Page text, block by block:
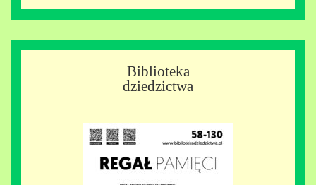
Biblioteka
dziedzictwa